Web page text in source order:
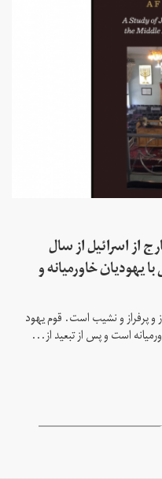
از اسرائیل از سال
یهودیان خاورمیانه و
و پرفراز و نشیب است. قوم یهود
است و پس از تبعید از...